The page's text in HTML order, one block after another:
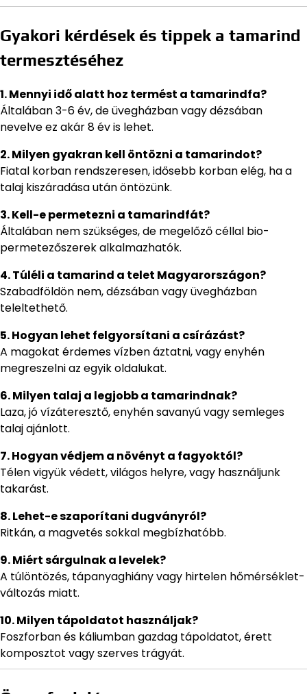
Gyakori kérdések és tippek a tamarind
termesztéséhez
1. Mennyi idő alatt hoz termést a tamarindfa?
Általában 3-6 év, de üvegházban vagy dézsában
nevelve ez akár 8 év is lehet.
2. Milyen gyakran kell öntözni a tamarindot?
Fiatal korban rendszeresen, idősebb korban elég, ha a
talaj kiszáradása után öntözünk.
3. Kell-e permetezni a tamarindfát?
Általában nem szükséges, de megelőző céllal bio-
permetezőszerek alkalmazhatók.
4. Túléli a tamarind a telet Magyarországon?
Szabadföldön nem, dézsában vagy üvegházban
teleltethető.
5. Hogyan lehet felgyorsítani a csírázást?
A magokat érdemes vízben áztatni, vagy enyhén
megreszelni az egyik oldalukat.
6. Milyen talaj a legjobb a tamarindnak?
Laza, jó vízáteresztő, enyhén savanyú vagy semleges
talaj ajánlott.
7. Hogyan védjem a növényt a fagyoktól?
Télen vigyük védett, világos helyre, vagy használjunk
takarást.
8. Lehet-e szaporítani dugványról?
Ritkán, a magvetés sokkal megbízhatóbb.
9. Miért sárgulnak a levelek?
A túlöntözés, tápanyaghiány vagy hirtelen hőmérséklet-
változás miatt.
10. Milyen tápoldatot használjak?
Foszforban és káliumban gazdag tápoldatot, érett
komposztot vagy szerves trágyát.